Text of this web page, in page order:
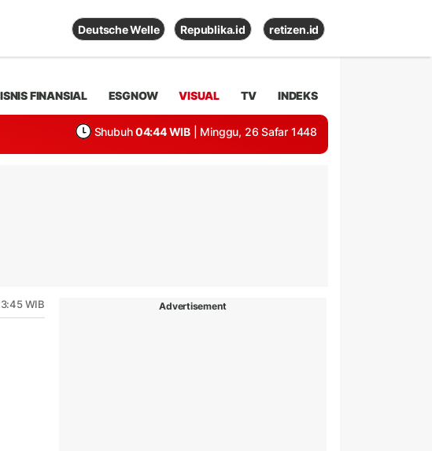
Deutsche Welle Republika.id retizen.id
FINANSIAL ESGNOW VISUAL TV INDEKS
Shubuh 04:44 WIB | Minggu, 26 Safar 1448
WIB Advertisement